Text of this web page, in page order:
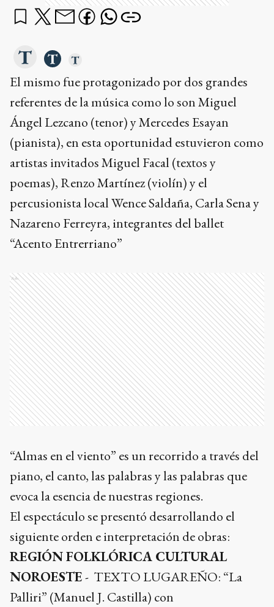
El mismo fue protagonizado por dos grandes
referentes de la música como lo son Miguel
Ángel Lezcano (tenor) y Mercedes Esayan
(pianista), en esta oportunidad estuvieron como
artistas invitados Miguel Facal (textos y
poemas), Renzo Martínez (violín) y el
percusionista local Wence Saldaña, Carla Sena y
Nazareno Ferreyra, integrantes del ballet
“Acento Entrerriano”
Ads
“Almas en el viento” es un recorrido a través del
piano, el canto, las palabras y las palabras que
evoca la esencia de nuestras regiones.
El espectáculo se presentó desarrollando el
siguiente orden e interpretación de obras:
REGIÓN FOLKLÓRICA CULTURAL
NOROESTE- TEXTO LUGAREÑO: “La
Palliri” (Manuel J. Castilla) con